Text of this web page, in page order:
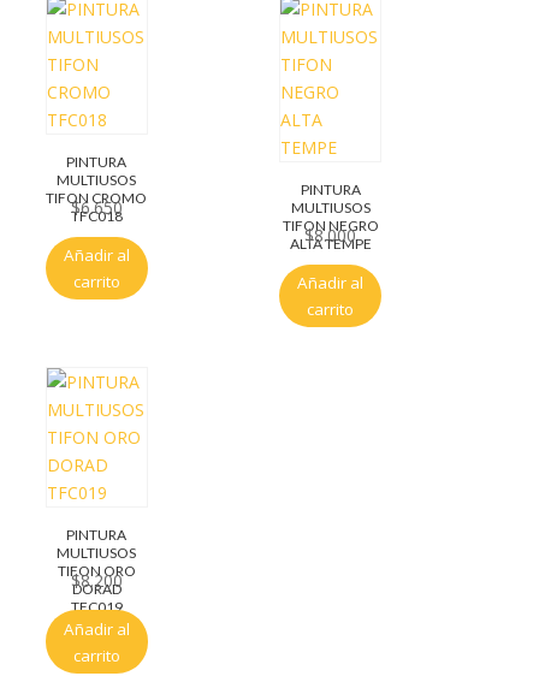
PINTURA
MULTIUSOS
TIFON CROMO
TFC018
$6.650
Añadir al
carrito
PINTURA
MULTIUSOS
TIFON NEGRO
ALTA TEMPE
$8.000
Añadir al
carrito
PINTURA
MULTIUSOS
TIFON ORO
DORAD
TFC019
$8.200
Añadir al
carrito